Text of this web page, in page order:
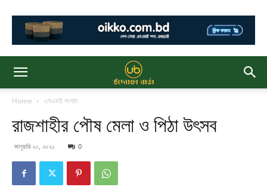
Home এসএমই সংবাদ
রাজশাহীর পৌষ মেলা ও পিঠা উৎসব
জানুয়ারি ২০, ২০২১ 0